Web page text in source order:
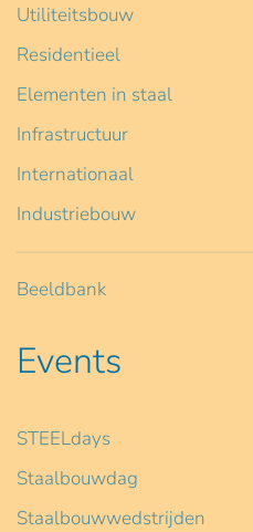
Utiliteitsbouw
Residentieel
Elementen in staal
Infrastructuur
Internationaal
Industriebouw
Beeldbank
Events
STEELdays
Staalbouwdag
Staalbouwwedstrijden